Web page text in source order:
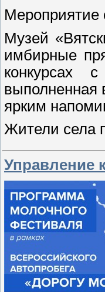
Музей
имбирные
конкурсах
выполненная
ярким
Жители села
Управление